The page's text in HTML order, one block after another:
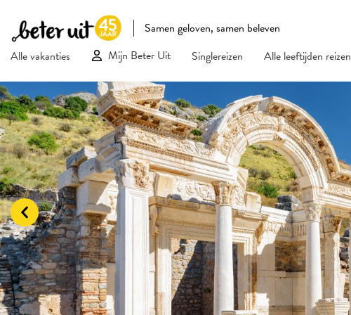
Samen geloven, samen beleven
Alle vakanties
Mijn Beter Uit Singlereizen Alle leeftijden reizen